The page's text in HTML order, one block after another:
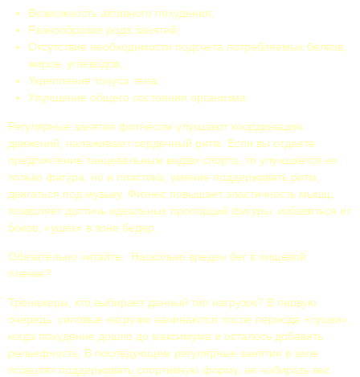
Возможность активного похудения;
Разнообразие рода занятий;
Отсутствие необходимости подсчета потребляемых белков,
жиров, углеводов;
Укрепление тонуса тела;
Улучшение общего состояния организма.
Регулярные занятия фитнесом улучшают координацию
движений, налаживают сердечный ритм. Если вы отдаете
предпочтение танцевальным видам спорта, то улучшается не
только фигура, но и пластика, умение поддерживать ритм,
двигаться под музыку. Фитнес повышает эластичность мышц,
позволяет достичь идеальных пропорций фигуры, избавиться от
боков, «ушек» в зоне бедер.
Обязательно читайте: Насколько вреден бег в пищевой
пленке?
Тренажеры, кто выбирает данный тип нагрузок? В первую
очередь, силовые нагрузки начинаются после периода «сушки»,
когда похудение дошло до максимума и осталось добавить
рельефность. В последующем регулярные занятия в зале
позволят поддерживать спортивную форму, не набирать вес.